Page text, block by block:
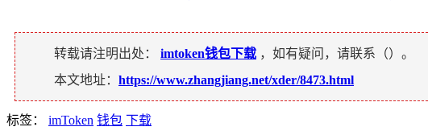
转载请注明出处： imtoken钱包下载 ，如有疑问，请联系（）。
本文地址： https://www.zhangjiang.net/xder/8473.html
标签： imToken 钱包 下载